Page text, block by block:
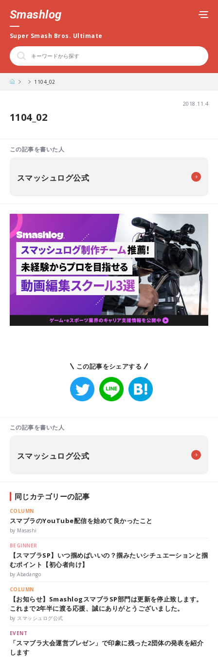
Smashlog
Super Smash Bros. Ultimate
1104_02
2018.11.4
1104_02
この記事を書いた人
スマッシュログ公式
この記事をシェアする
この記事を書いた人
スマッシュログ公式
同じカテゴリーの記事
COLUMN
スマブラのYouTube配信を始めて良かったこと
by Masashi
BEGINNER
【スマブラSP】いつ掴めばいいの？掴みたいシチュエーションと掴
むポイント【初心者向け】
by Abadango
COLUMN
【お知らせ】SmashlogスマブラSP部門は更新を停止致します。
これまで2年半に渡る応援、誠にありがとうございました。
by スマッシュログ公式
EVENT
「スマブラ大会運営プレゼン」で印象に残った2団体の発表を紹介
します